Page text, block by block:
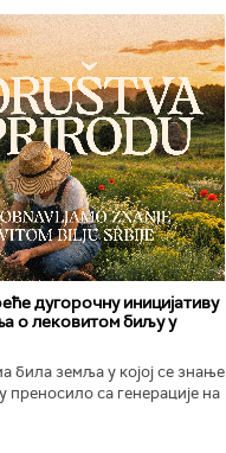
дугорочну иницијативу
о лековитом биљу у
била земља у којој се знање
са генерације на